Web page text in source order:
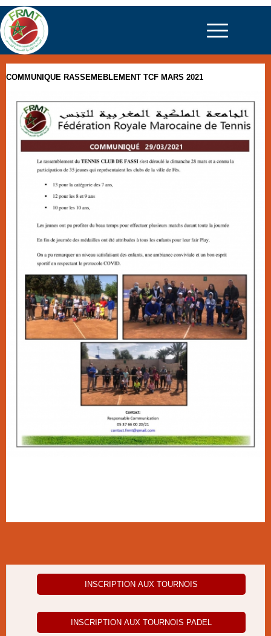
COMMUNIQUE RASSEMEBLEMENT TCF MARS 2021
INSCRIPTION AUX TOURNOIS
INSCRIPTION AUX TOURNOIS PADEL